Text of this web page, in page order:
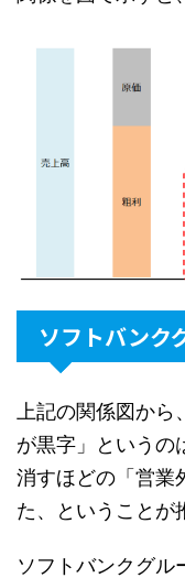
ソフトバンク
上記の関係図か
が黒字」というの
消すほどの「営業
た、ということが
ソフトバンクグ